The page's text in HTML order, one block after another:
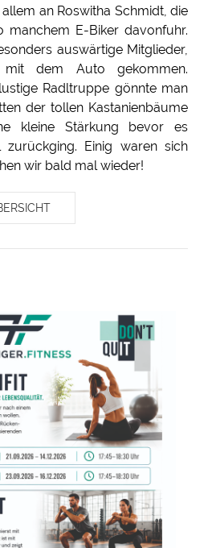
an Roswitha Schmidt, die
manchem E-Biker davonfuhr.
auswärtige Mitglieder,
mit dem Auto gekommen.
Radltruppe gönnte man
der tollen Kastanienbäume
kleine Stärkung bevor es
Einig waren sich
wir bald mal wieder!